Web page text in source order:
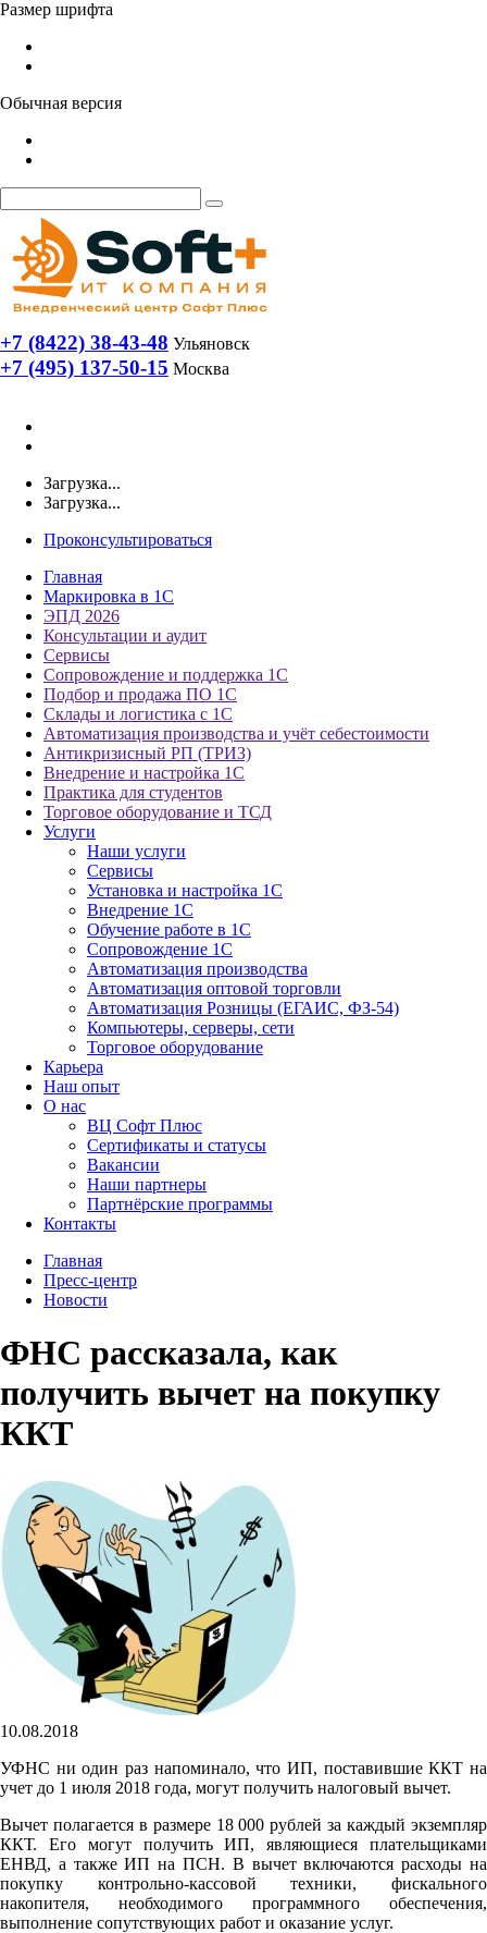
Размер шрифта
Обычная версия
+7 (8422) 38-43-48 Ульяновск
+7 (495) 137-50-15 Москва
Загрузка...
Загрузка...
Проконсультироваться
Главная
Маркировка в 1С
ЭПД 2026
Консультации и аудит
Сервисы
Сопровождение и поддержка 1С
Подбор и продажа ПО 1С
Склады и логистика с 1С
Автоматизация производства и учёт себестоимости
Антикризисный РП (ТРИЗ)
Внедрение и настройка 1С
Практика для студентов
Торговое оборудование и ТСД
Услуги
Наши услуги
Сервисы
Установка и настройка 1С
Внедрение 1С
Обучение работе в 1С
Сопровождение 1С
Автоматизация производства
Автоматизация оптовой торговли
Автоматизация Розницы (ЕГАИС, ФЗ-54)
Компьютеры, серверы, сети
Торговое оборудование
Карьера
Наш опыт
О нас
ВЦ Софт Плюс
Сертификаты и статусы
Вакансии
Наши партнеры
Партнёрские программы
Контакты
Главная
Пресс-центр
Новости
ФНС рассказала, как
получить вычет на покупку
ККТ
10.08.2018
УФНС ни один раз напоминало, что ИП, поставившие ККТ на
учет до 1 июля 2018 года, могут получить налоговый вычет.
Вычет полагается в размере 18 000 рублей за каждый экземпляр
ККТ. Его могут получить ИП, являющиеся плательщиками
ЕНВД, а также ИП на ПСН. В вычет включаются расходы на
покупку контрольно-кассовой техники, фискального
накопителя, необходимого программного обеспечения,
выполнение сопутствующих работ и оказание услуг.